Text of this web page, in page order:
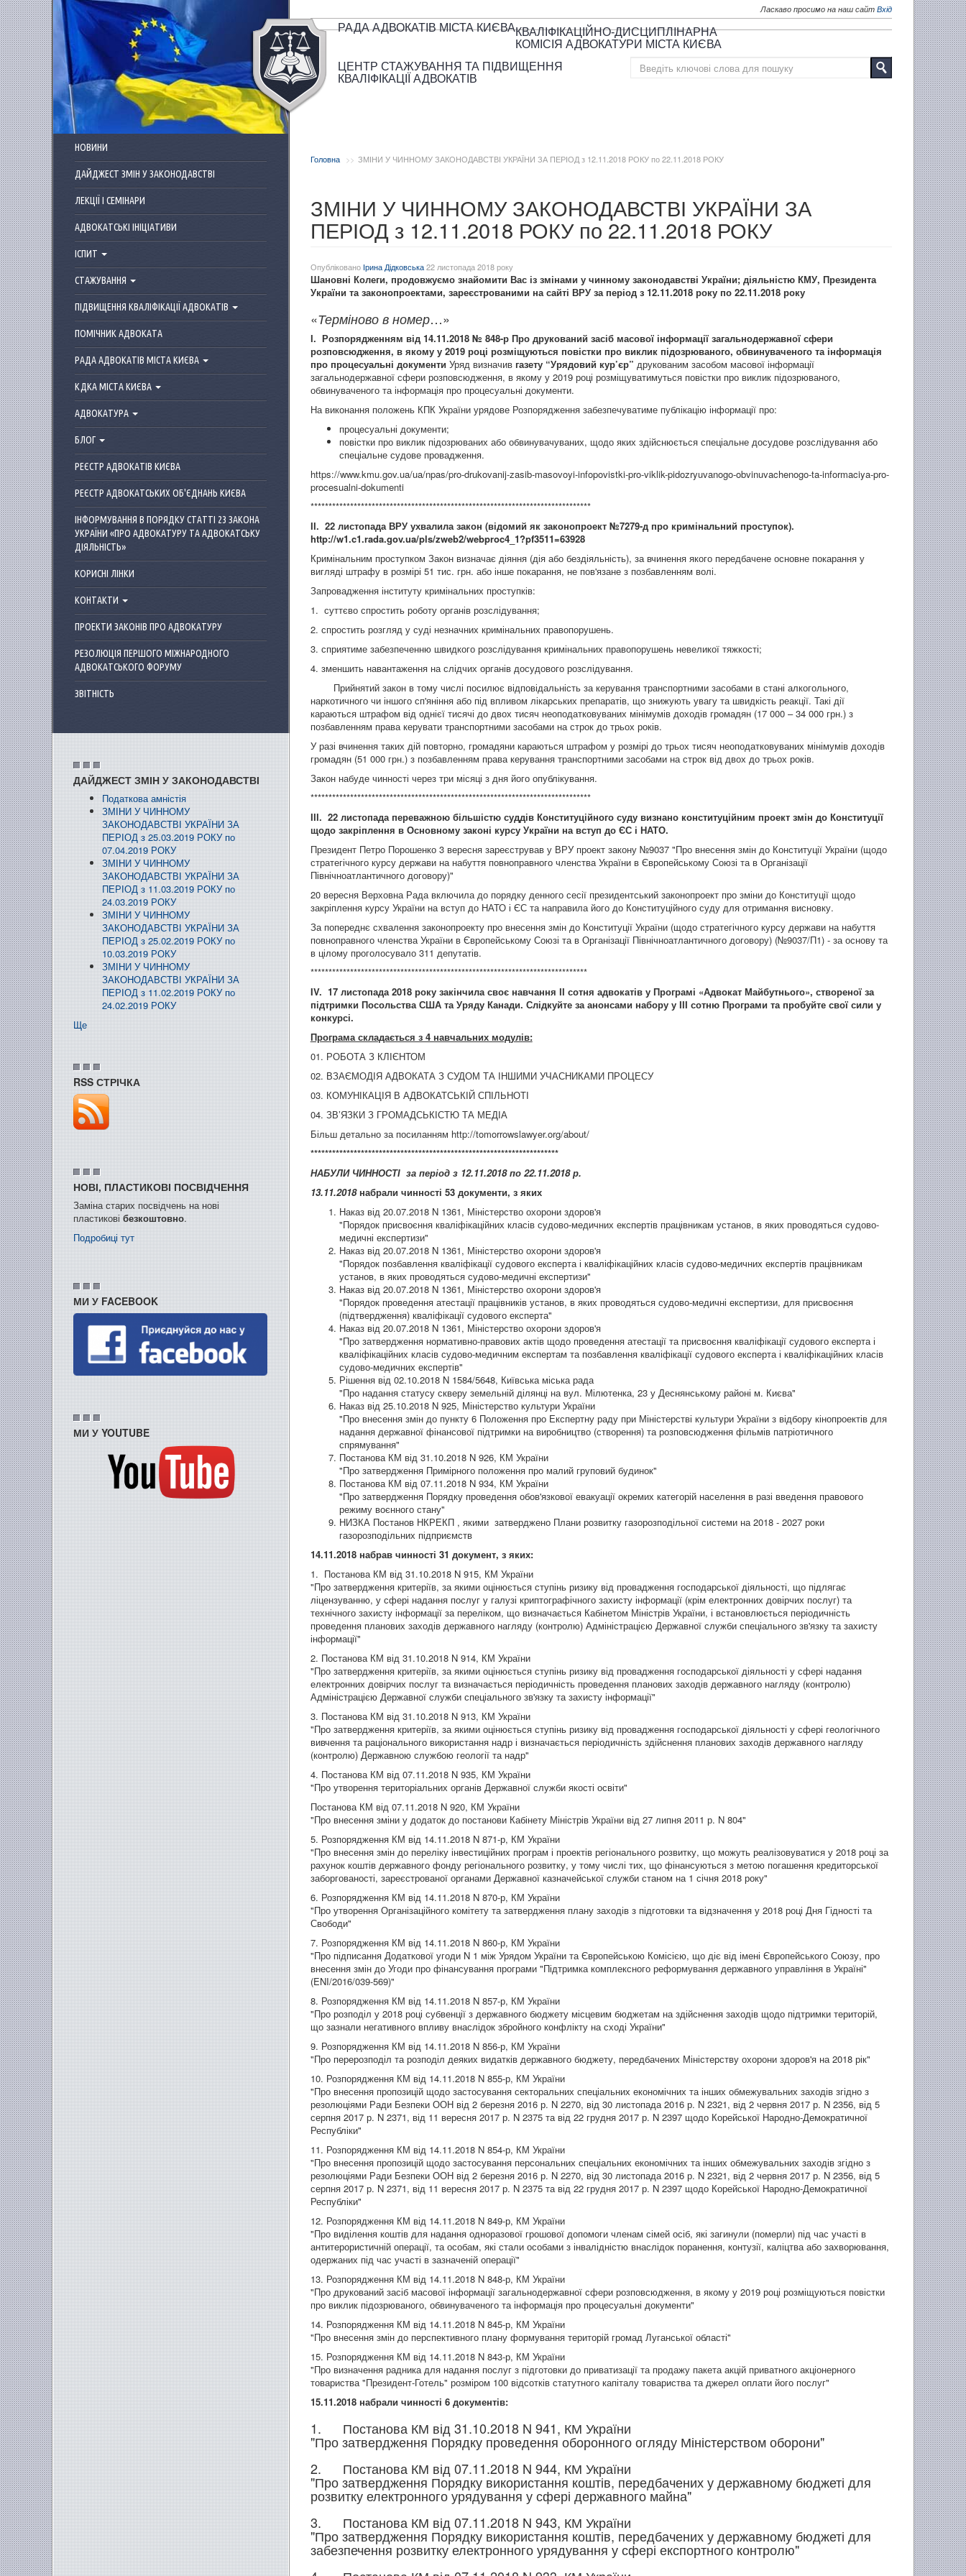
Перейти до основного матеріалу Ласкаво просимо на наш сайт Вхід
РАДА АДВОКАТІВ МІСТА КИЄВАКВАЛІФІКАЦІЙНО-ДИСЦИПЛІНАРНА
КОМІСІЯ АДВОКАТУРИ МІСТА КИЄВА
ЦЕНТР СТАЖУВАННЯ ТА ПІДВИЩЕННЯ
КВАЛІФІКАЦІЇ АДВОКАТІВ
НОВИНИ
ДАЙДЖЕСТ ЗМІН У ЗАКОНОДАВСТВІ
ЛЕКЦІЇ І СЕМІНАРИ
АДВОКАТСЬКІ ІНІЦІАТИВИ
ІСПИТ
СТАЖУВАННЯ
ПІДВИЩЕННЯ КВАЛІФІКАЦІЇ АДВОКАТІВ
ПОМІЧНИК АДВОКАТА
РАДА АДВОКАТІВ МІСТА КИЄВА
КДКА МІСТА КИЄВА
АДВОКАТУРА
БЛОГ
РЕЄСТР АДВОКАТІВ КИЄВА
РЕЄСТР АДВОКАТСЬКИХ ОБ'ЄДНАНЬ КИЄВА
ІНФОРМУВАННЯ В ПОРЯДКУ СТАТТІ 23 ЗАКОНА
УКРАЇНИ «ПРО АДВОКАТУРУ ТА АДВОКАТСЬКУ
ДІЯЛЬНІСТЬ»
КОРИСНІ ЛІНКИ
КОНТАКТИ
ПРОЕКТИ ЗАКОНІВ ПРО АДВОКАТУРУ
РЕЗОЛЮЦІЯ ПЕРШОГО МІЖНАРОДНОГО
АДВОКАТСЬКОГО ФОРУМУ
ЗВІТНІСТЬ
ДАЙДЖЕСТ ЗМІН У ЗАКОНОДАВСТВІ
Податкова амністія
ЗМІНИ У ЧИННОМУ
ЗАКОНОДАВСТВІ УКРАЇНИ ЗА
ПЕРІОД з 25.03.2019 РОКУ по
07.04.2019 РОКУ
ЗМІНИ У ЧИННОМУ
ЗАКОНОДАВСТВІ УКРАЇНИ ЗА
ПЕРІОД з 11.03.2019 РОКУ по
24.03.2019 РОКУ
ЗМІНИ У ЧИННОМУ
ЗАКОНОДАВСТВІ УКРАЇНИ ЗА
ПЕРІОД з 25.02.2019 РОКУ по
10.03.2019 РОКУ
ЗМІНИ У ЧИННОМУ
ЗАКОНОДАВСТВІ УКРАЇНИ ЗА
ПЕРІОД з 11.02.2019 РОКУ по
24.02.2019 РОКУ
Ще
RSS СТРІЧКА
НОВІ, ПЛАСТИКОВІ ПОСВІДЧЕННЯ
Заміна старих посвідчень на нові
пластиковібезкоштовно.
Подробиці тут
МИ У FACEBOOK
МИ У YOUTUBE
Головна ЗМІНИ У ЧИННОМУ ЗАКОНОДАВСТВІ УКРАЇНИ ЗА ПЕРІОД з 12.11.2018 РОКУ по 22.11.2018 РОКУ
ЗМІНИ У ЧИННОМУ ЗАКОНОДАВСТВІ УКРАЇНИ ЗА
ПЕРІОД з 12.11.2018 РОКУ по 22.11.2018 РОКУ
Опубліковано Ірина Дідковська22 листопада 2018 року
Шановні Колеги, продовжуємо знайомити Вас із змінами у чинному законодавстві України; діяльністю КМУ, Президента
України та законопроектами, зареєстрованими на сайті ВРУ за період з 12.11.2018 року по 22.11.2018 року
«Терміново в номер…»
І. Розпорядженням від 14.11.2018 № 848-р Про друкований засіб масової інформації загальнодержавної сфери
розповсюдження, в якому у 2019 році розміщуються повістки про виклик підозрюваного, обвинуваченого та інформація
про процесуальні документи Уряд визначив газету “Урядовий кур’єр” друкованим засобом масової інформації
загальнодержавної сфери розповсюдження, в якому у 2019 році розміщуватимуться повістки про виклик підозрюваного,
обвинуваченого та інформація про процесуальні документи.
На виконання положень КПК України урядове Розпорядження забезпечуватиме публікацію інформації про:
процесуальні документи;
повістки про виклик підозрюваних або обвинувачуваних, щодо яких здійснюється спеціальне досудове розслідування або
спеціальне судове провадження.
https://www.kmu.gov.ua/ua/npas/pro-drukovanij-zasib-masovoyi-infopovistki-pro-viklik-pidozryuvanogo-obvinuvachenogo-ta-informaciya-pro-
procesualni-dokumenti
******************************************************************************
ІІ. 22 листопада ВРУ ухвалила закон (відомий як законопроект №7279-д про кримінальний проступок).
http://w1.c1.rada.gov.ua/pls/zweb2/webproc4_1?pf3511=63928
Кримінальним проступком Закон визначає діяння (дія або бездіяльність), за вчинення якого передбачене основне покарання у
вигляді штрафу в розмірі 51 тис. грн. або інше покарання, не пов'язане з позбавленням волі.
Запровадження інституту кримінальних проступків:
1. суттєво спростить роботу органів розслідування;
2. спростить розгляд у суді незначних кримінальних правопорушень.
3. сприятиме забезпеченню швидкого розслідування кримінальних правопорушень невеликої тяжкості;
4. зменшить навантаження на слідчих органів досудового розслідування.
Прийнятий закон в тому числі посилює відповідальність за керування транспортними засобами в стані алкогольного,
наркотичного чи іншого сп'яніння або під впливом лікарських препаратів, що знижують увагу та швидкість реакції. Такі дії
караються штрафом від однієї тисячі до двох тисяч неоподатковуваних мінімумів доходів громадян (17 000 – 34 000 грн.) з
позбавленням права керувати транспортними засобами на строк до трьох років.
У разі вчинення таких дій повторно, громадяни караються штрафом у розмірі до трьох тисяч неоподатковуваних мінімумів доходів
громадян (51 000 грн.) з позбавленням права керування транспортними засобами на строк від двох до трьох років.
Закон набуде чинності через три місяці з дня його опублікування.
******************************************************************************
ІІІ. 22 листопада переважною більшістю суддів Конституційного суду визнано конституційним проект змін до Конституції
щодо закріплення в Основному законі курсу України на вступ до ЄС і НАТО.
Президент Петро Порошенко 3 вересня зареєстрував у ВРУ проект закону №9037 "Про внесення змін до Конституції України (щодо
стратегічного курсу держави на набуття повноправного членства України в Європейському Союзі та в Організації
Північноатлантичного договору)"
20 вересня Верховна Рада включила до порядку денного сесії президентський законопроект про зміни до Конституції щодо
закріплення курсу України на вступ до НАТО і ЄС та направила його до Конституційного суду для отримання висновку.
За попереднє схвалення законопроекту про внесення змін до Конституції України (щодо стратегічного курсу держави на набуття
повноправного членства України в Європейському Союзі та в Організації Північноатлантичного договору) (№9037/П1) - за основу та
в цілому проголосувало 311 депутатів.
*****************************************************************************
IV. 17 листопада 2018 року закінчила своє навчання ІІ сотня адвокатів у Програмі «Адвокат Майбутнього», створеної за
підтримки Посольства США та Уряду Канади. Слідкуйте за анонсами набору у ІІІ сотню Програми та пробуйте свої сили у
конкурсі.
Програма складається з 4 навчальних модулів:
01. РОБОТА З КЛІЄНТОМ
02. ВЗАЄМОДІЯ АДВОКАТА З СУДОМ ТА ІНШИМИ УЧАСНИКАМИ ПРОЦЕСУ
03. КОМУНІКАЦІЯ В АДВОКАТСЬКІЙ СПІЛЬНОТІ
04. ЗВ’ЯЗКИ З ГРОМАДСЬКІСТЮ ТА МЕДІА
Більш детально за посиланням http://tomorrowslawyer.org/about/
*********************************************************************
НАБУЛИ ЧИННОСТІ за період з 12.11.2018 по 22.11.2018 р.
13.11.2018 набрали чинності 53 документи, з яких
Наказ від 20.07.2018 N 1361, Міністерство охорони здоров'я
"Порядок присвоєння кваліфікаційних класів судово-медичних експертів працівникам установ, в яких проводяться судово-
медичні експертизи"
Наказ від 20.07.2018 N 1361, Міністерство охорони здоров'я
"Порядок позбавлення кваліфікації судового експерта і кваліфікаційних класів судово-медичних експертів працівникам
установ, в яких проводяться судово-медичні експертизи"
Наказ від 20.07.2018 N 1361, Міністерство охорони здоров'я
"Порядок проведення атестації працівників установ, в яких проводяться судово-медичні експертизи, для присвоєння
(підтвердження) кваліфікації судового експерта"
Наказ від 20.07.2018 N 1361, Міністерство охорони здоров'я
"Про затвердження нормативно-правових актів щодо проведення атестації та присвоєння кваліфікації судового експерта і
кваліфікаційних класів судово-медичним експертам та позбавлення кваліфікації судового експерта і кваліфікаційних класів
судово-медичних експертів"
Рішення від 02.10.2018 N 1584/5648, Київська міська рада
"Про надання статусу скверу земельній ділянці на вул. Мілютенка, 23 у Деснянському районі м. Києва"
Наказ від 25.10.2018 N 925, Міністерство культури України
"Про внесення змін до пункту 6 Положення про Експертну раду при Міністерстві культури України з відбору кінопроектів для
надання державної фінансової підтримки на виробництво (створення) та розповсюдження фільмів патріотичного
спрямування"
Постанова КМ від 31.10.2018 N 926, КМ України
"Про затвердження Примірного положення про малий груповий будинок"
Постанова КМ від 07.11.2018 N 934, КМ України
"Про затвердження Порядку проведення обов'язкової евакуації окремих категорій населення в разі введення правового
режиму воєнного стану"
НИЗКА Постанов НКРЕКП , якими затверджено Плани розвитку газорозподільної системи на 2018 - 2027 роки
газорозподільних підприємств
14.11.2018 набрав чинності 31 документ, з яких:
1. Постанова КМ від 31.10.2018 N 915, КМ України
"Про затвердження критеріїв, за якими оцінюється ступінь ризику від провадження господарської діяльності, що підлягає
ліцензуванню, у сфері надання послуг у галузі криптографічного захисту інформації (крім електронних довірчих послуг) та
технічного захисту інформації за переліком, що визначається Кабінетом Міністрів України, і встановлюється періодичність
проведення планових заходів державного нагляду (контролю) Адміністрацією Державної служби спеціального зв'язку та захисту
інформації"
2. Постанова КМ від 31.10.2018 N 914, КМ України
"Про затвердження критеріїв, за якими оцінюється ступінь ризику від провадження господарської діяльності у сфері надання
електронних довірчих послуг та визначається періодичність проведення планових заходів державного нагляду (контролю)
Адміністрацією Державної служби спеціального зв'язку та захисту інформації"
3. Постанова КМ від 31.10.2018 N 913, КМ України
"Про затвердження критеріїв, за якими оцінюється ступінь ризику від провадження господарської діяльності у сфері геологічного
вивчення та раціонального використання надр і визначається періодичність здійснення планових заходів державного нагляду
(контролю) Державною службою геології та надр"
4. Постанова КМ від 07.11.2018 N 935, КМ України
"Про утворення територіальних органів Державної служби якості освіти"
Постанова КМ від 07.11.2018 N 920, КМ України
"Про внесення зміни у додаток до постанови Кабінету Міністрів України від 27 липня 2011 р. N 804"
5. Розпорядження КМ від 14.11.2018 N 871-р, КМ України
"Про внесення змін до переліку інвестиційних програм і проектів регіонального розвитку, що можуть реалізовуватися у 2018 році за
рахунок коштів державного фонду регіонального розвитку, у тому числі тих, що фінансуються з метою погашення кредиторської
заборгованості, зареєстрованої органами Державної казначейської служби станом на 1 січня 2018 року"
6. Розпорядження КМ від 14.11.2018 N 870-р, КМ України
"Про утворення Організаційного комітету та затвердження плану заходів з підготовки та відзначення у 2018 році Дня Гідності та
Свободи"
7. Розпорядження КМ від 14.11.2018 N 860-р, КМ України
"Про підписання Додаткової угоди N 1 між Урядом України та Європейською Комісією, що діє від імені Європейського Союзу, про
внесення змін до Угоди про фінансування програми "Підтримка комплексного реформування державного управління в Україні"
(ENI/2016/039-569)"
8. Розпорядження КМ від 14.11.2018 N 857-р, КМ України
"Про розподіл у 2018 році субвенції з державного бюджету місцевим бюджетам на здійснення заходів щодо підтримки територій,
що зазнали негативного впливу внаслідок збройного конфлікту на сході України"
9. Розпорядження КМ від 14.11.2018 N 856-р, КМ України
"Про перерозподіл та розподіл деяких видатків державного бюджету, передбачених Міністерству охорони здоров'я на 2018 рік"
10. Розпорядження КМ від 14.11.2018 N 855-р, КМ України
"Про внесення пропозицій щодо застосування секторальних спеціальних економічних та інших обмежувальних заходів згідно з
резолюціями Ради Безпеки ООН від 2 березня 2016 р. N 2270, від 30 листопада 2016 р. N 2321, від 2 червня 2017 р. N 2356, від 5
серпня 2017 р. N 2371, від 11 вересня 2017 р. N 2375 та від 22 грудня 2017 р. N 2397 щодо Корейської Народно-Демократичної
Республіки"
11. Розпорядження КМ від 14.11.2018 N 854-р, КМ України
"Про внесення пропозицій щодо застосування персональних спеціальних економічних та інших обмежувальних заходів згідно з
резолюціями Ради Безпеки ООН від 2 березня 2016 р. N 2270, від 30 листопада 2016 р. N 2321, від 2 червня 2017 р. N 2356, від 5
серпня 2017 р. N 2371, від 11 вересня 2017 р. N 2375 та від 22 грудня 2017 р. N 2397 щодо Корейської Народно-Демократичної
Республіки"
12. Розпорядження КМ від 14.11.2018 N 849-р, КМ України
"Про виділення коштів для надання одноразової грошової допомоги членам сімей осіб, які загинули (померли) під час участі в
антитерористичній операції, та особам, які стали особами з інвалідністю внаслідок поранення, контузії, каліцтва або захворювання,
одержаних під час участі в зазначеній операції"
13. Розпорядження КМ від 14.11.2018 N 848-р, КМ України
"Про друкований засіб масової інформації загальнодержавної сфери розповсюдження, в якому у 2019 році розміщуються повістки
про виклик підозрюваного, обвинуваченого та інформація про процесуальні документи"
14. Розпорядження КМ від 14.11.2018 N 845-р, КМ України
"Про внесення змін до перспективного плану формування територій громад Луганської області"
15. Розпорядження КМ від 14.11.2018 N 843-р, КМ України
"Про визначення радника для надання послуг з підготовки до приватизації та продажу пакета акцій приватного акціонерного
товариства "Президент-Готель" розміром 100 відсотків статутного капіталу товариства та джерел оплати його послуг"
15.11.2018 набрали чинності 6 документів:
1. Постанова КМ від 31.10.2018 N 941, КМ України
"Про затвердження Порядку проведення оборонного огляду Міністерством оборони"
2. Постанова КМ від 07.11.2018 N 944, КМ України
"Про затвердження Порядку використання коштів, передбачених у державному бюджеті для
розвитку електронного урядування у сфері державного майна"
3. Постанова КМ від 07.11.2018 N 943, КМ України
"Про затвердження Порядку використання коштів, передбачених у державному бюджеті для
забезпечення розвитку електронного урядування у сфері експортного контролю"